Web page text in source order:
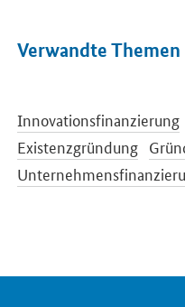
Verwandte Themen
Innovationsfinanzierung
Existenzgründung